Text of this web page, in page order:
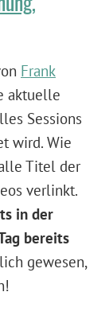
Frank
aktuelle
Sessions
wird. Wie
Titel der
verlinkt.
in der
bereits
gewesen,